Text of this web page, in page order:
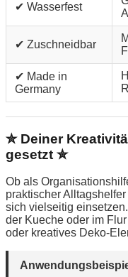
✔ Wasserfest
✔ Zuschneidbar
✔ Made in
Germany
✮ Deiner
gesetzt ✮
Ob als
praktischer
sich vielseitig
der Kueche oder im
oder kreatives Deko-